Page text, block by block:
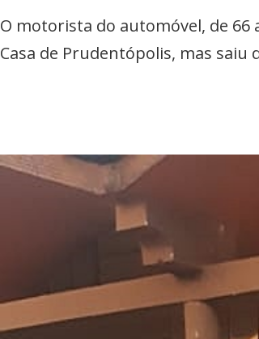
O motorista do automóvel, de 66
Casa de Prudentópolis, mas saiu